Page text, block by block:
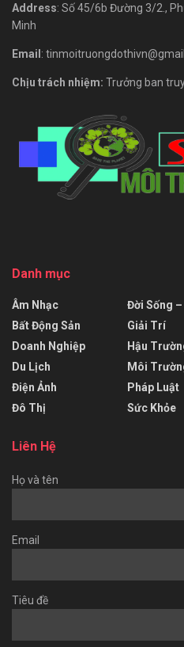
Address: Số 45/6b Đường 3/2.,
Minh
Email :
Chịu trách nhiệm: Trưởng ban
Danh mục
Âm Nhạc
Bất Động Sản
Doanh Nghiệp
Du Lịch
Điện Ảnh
Đô Thị
Đời Sống –
Giải Trí
Hậu
Môi
Pháp Luật
Sức Khỏe
Liên Hệ
Họ và tên
Email
Tiêu đề